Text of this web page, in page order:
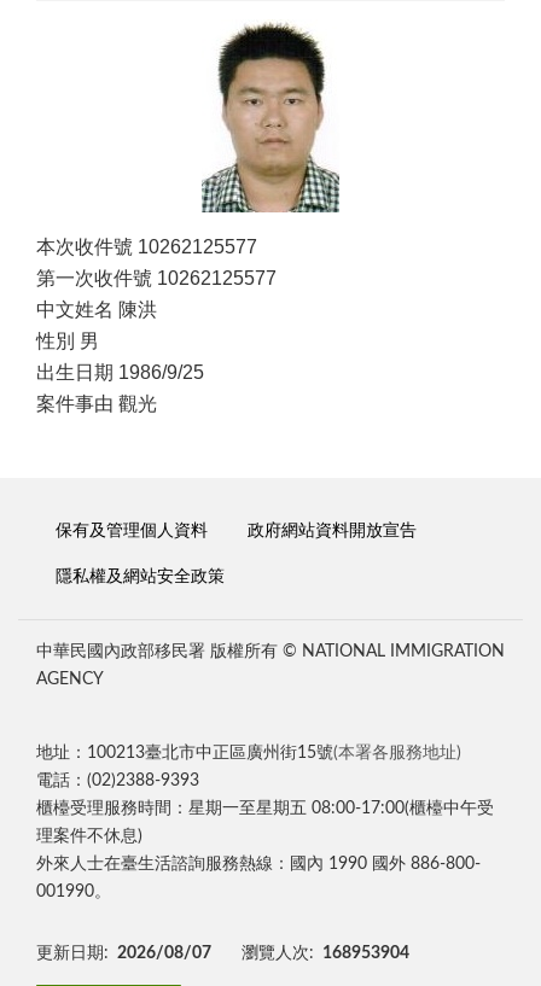
本次收件號 10262125577
第一次收件號 10262125577
中文姓名 陳洪
性別 男
出生日期 1986/9/25
案件事由 觀光
保有及管理個人資料 政府網站資料開放宣告
隱私權及網站安全政策
中華民國內政部移民署 版權所有 © NATIONAL IMMIGRATION
AGENCY
地址：100213臺北市中正區廣州街15號(本署各服務地址)
電話：(02)2388-9393
櫃檯受理服務時間：星期一至星期五 08:00-17:00(櫃檯中午受
理案件不休息)
外來人士在臺生活諮詢服務熱線：國內 1990 國外 886-800-
001990。
更新日期: 2026/08/07 瀏覽人次: 168953904